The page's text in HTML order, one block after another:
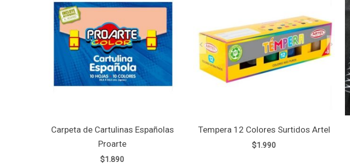
Carpeta de Cartulinas Españolas
Proarte
$1.890
Tempera 12 Colores Surtidos Artel
$1.990